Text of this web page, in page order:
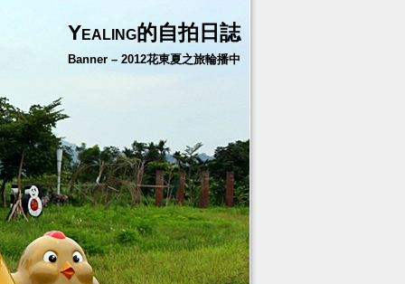
Yealing的自拍日誌
Banner – 2012花東夏之旅輪播中